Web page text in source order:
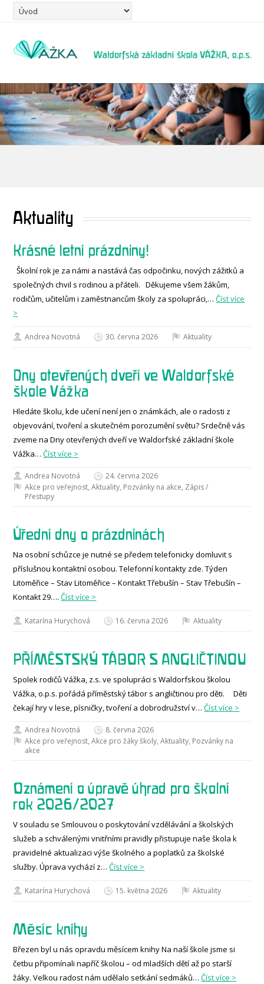
Aktuality
Krásné letní prázdniny!
Školní rok je za námi a nastává čas odpočinku, nových zážitků a
společných chvil s rodinou a přáteli. Děkujeme všem žákům,
rodičům, učitelům i zaměstnancům školy za spolupráci,…Číst více
>
Andrea Novotná 30. června 2026 Aktuality
Dny otevřených dveří ve Waldorfské
škole Vážka
Hledáte školu, kde učení není jen o známkách, ale o radosti z
objevování, tvoření a skutečném porozumění světu? Srdečně vás
zveme na Dny otevřených dveří ve Waldorfské základní škole
Vážka…Číst více >
Andrea Novotná
24. června 2026
Akce pro veřejnost,Aktuality, Pozvánky na akce, Zápis /
Přestupy
Úřední dny o prázdninách
Na osobní schůzce je nutné se předem telefonicky domluvit s
příslušnou kontaktní osobou. Telefonní kontakty zde. Týden
Litoměřice – Stav Litoměřice – Kontakt Třebušín – Stav Třebušín –
Kontakt 29….Číst více >
Katarína Hurychová 16. června 2026 Aktuality
PŘÍMĚSTSKÝ TÁBOR S ANGLIČTINOU
Spolek rodičů Vážka, z.s. ve spolupráci s Waldorfskou školou
Vážka, o.p.s. pořádá příměstský tábor s angličtinou pro děti. Děti
čekají hry v lese, písničky, tvoření a dobrodružství v…Číst více >
Andrea Novotná
8. června 2026
Akce pro veřejnost,Akce pro žáky školy,Aktuality, Pozvánky na
akce
Oznámení o úpravě úhrad pro školní
rok 2026/2027
V souladu se Smlouvou o poskytování vzdělávání a školských
služeb a schválenými vnitřními pravidly přistupuje naše škola k
pravidelné aktualizaci výše školného a poplatků za školské
služby. Úprava vychází z…Číst více >
Katarína Hurychová 15. května 2026 Aktuality
Měsíc knihy
Březen byl u nás opravdu měsícem knihy Na naší škole jsme si
četbu připomínali napříč školou – od mladších dětí až po starší
žáky. Velkou radost nám udělalo setkání sedmáků…Číst více >